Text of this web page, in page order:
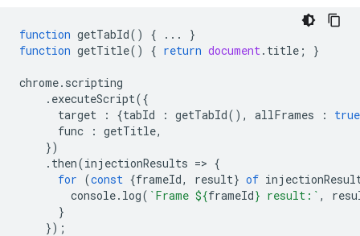
function getTabId() { ...
}
function getTitle() { return document. title ; }
chrome. scripting
. executeScript({
target
: {tabId : getTabId(), allFrames :
true
func
: getTitle,
})
. then(injectionResults => {
for (const {frameId, result} of
console. log( `Frame ${frameId} result:` ,
}
});